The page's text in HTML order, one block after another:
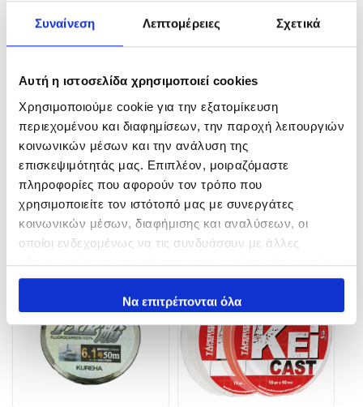
Συναίνεση Λεπτομέρειες Σχετικά
Αυτή η ιστοσελίδα χρησιμοποιεί cookies
Χρησιμοποιούμε cookie για την εξατομίκευση
περιεχομένου και διαφημίσεων, την παροχή λειτουργιών
κοινωνικών μέσων και την ανάλυση της
επισκεψιμότητάς μας. Επιπλέον, μοιραζόμαστε
πληροφορίες που αφορούν τον τρόπο που
χρησιμοποιείτε τον ιστότοπό μας με συνεργάτες
κοινωνικών μέσων, διαφήμισης και αναλύσεων, οι
οποίοι ενδεχομένως να τις συνδυάσουν με άλλες
πληροφορίες που τους έχετε παραχωρήσει ή τις οποίες
έχουν συλλέξει σε σχέση με την από μέρους σας χρήση
των υπηρεσιών τους.Να επιτρέπονται όλα
Yuki Safu Cast Shock Leader
Tapered Clear
21,50€
In Stock
Επιλογή
BIONIX λευκό 0.50mm
1,40 €
In Stock
Προσθήκη στο καλάθι